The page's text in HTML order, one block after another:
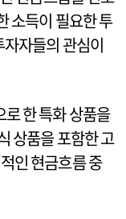
소득이 필요한 투
자들의 관심이
한 특화 상품을
상품을 포함한 고
인 현금흐름 중